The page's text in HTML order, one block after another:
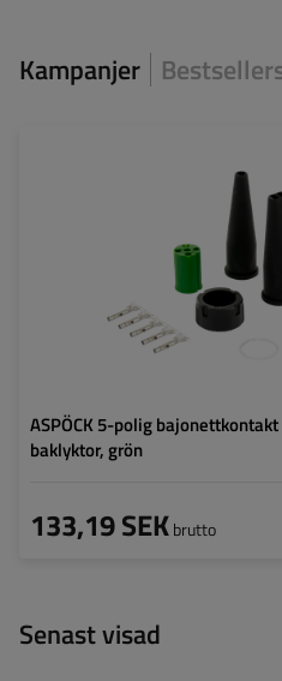
Kampanjer
ASPÖCK 5-polig
baklyktor, grön
133,19 SEKbrutto
Senast visad